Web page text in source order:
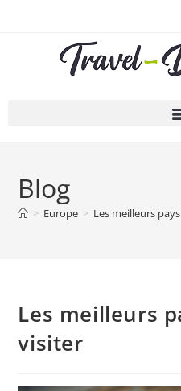
Blog
> Europe > Les meilleurs
Les meilleurs
visiter